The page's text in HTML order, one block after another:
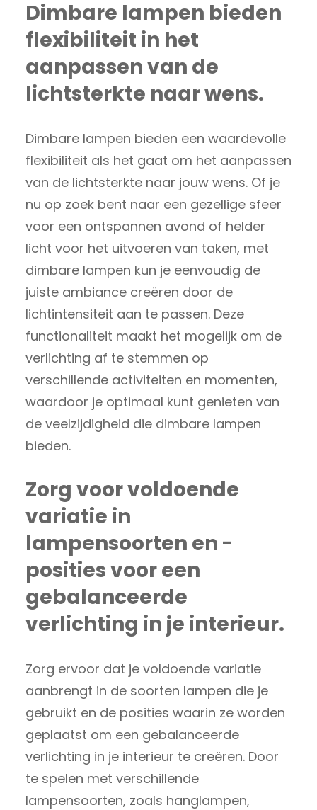
Dimbare lampen bieden
flexibiliteit in het
aanpassen van de
lichtsterkte naar wens.
Dimbare lampen bieden een waardevolle
flexibiliteit als het gaat om het aanpassen
van de lichtsterkte naar jouw wens. Of je
nu op zoek bent naar een gezellige sfeer
voor een ontspannen avond of helder
licht voor het uitvoeren van taken, met
dimbare lampen kun je eenvoudig de
juiste ambiance creëren door de
lichtintensiteit aan te passen. Deze
functionaliteit maakt het mogelijk om de
verlichting af te stemmen op
verschillende activiteiten en momenten,
waardoor je optimaal kunt genieten van
de veelzijdigheid die dimbare lampen
bieden.
Zorg voor voldoende
variatie in
lampensoorten en -
posities voor een
gebalanceerde
verlichting in je interieur.
Zorg ervoor dat je voldoende variatie
aanbrengt in de soorten lampen die je
gebruikt en de posities waarin ze worden
geplaatst om een gebalanceerde
verlichting in je interieur te creëren. Door
te spelen met verschillende
lampensoorten, zoals hanglampen,